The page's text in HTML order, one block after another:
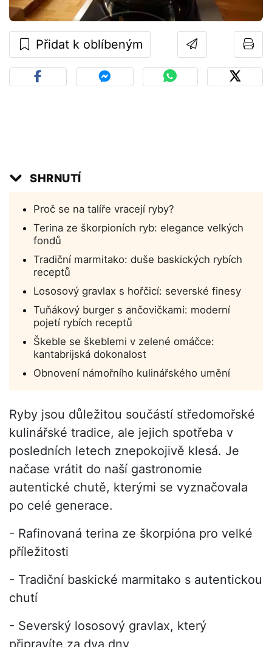
Přidat k oblíbeným
SHRNUTÍ
Proč se na talíře vracejí ryby?
Terina ze škorpioních ryb: elegance velkých
fondů
Tradiční marmitako: duše baskických rybích
receptů
Lososový gravlax s hořčicí: severské finesy
Tuňákový burger s ančovičkami: moderní
pojetí rybích receptů
Škeble se škeblemi v zelené omáčce:
kantabrijská dokonalost
Obnovení námořního kulinářského umění
Ryby jsou důležitou součástí středomořské
kulinářské tradice, ale jejich spotřeba v
posledních letech znepokojivě klesá. Je
načase vrátit do naší gastronomie
autentické chutě, kterými se vyznačovala
po celé generace.
- Rafinovaná terina ze škorpióna pro velké
příležitosti
- Tradiční baskické marmitako s autentickou
chutí
- Severský lososový gravlax, který
připravíte za dva dny